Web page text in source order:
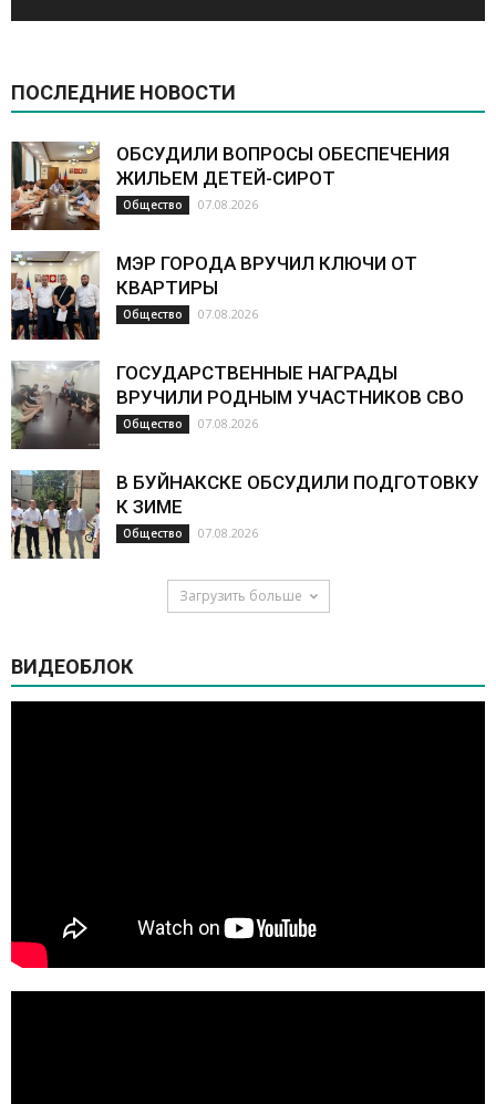
ПОСЛЕДНИЕ НОВОСТИ
ОБСУДИЛИ ВОПРОСЫ ОБЕСПЕЧЕНИЯ
ЖИЛЬЕМ ДЕТЕЙ-СИРОТ
Общество 07.08.2026
МЭР ГОРОДА ВРУЧИЛ КЛЮЧИ ОТ
КВАРТИРЫ
Общество 07.08.2026
ГОСУДАРСТВЕННЫЕ НАГРАДЫ
ВРУЧИЛИ РОДНЫМ УЧАСТНИКОВ СВО
Общество 07.08.2026
В БУЙНАКСКЕ ОБСУДИЛИ ПОДГОТОВКУ
К ЗИМЕ
Общество 07.08.2026
Загрузить больше
ВИДЕОБЛОК